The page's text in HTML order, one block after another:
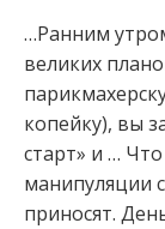
…Ранним
великих
копейку), вы
старт» и …
манипуляции
приносят.